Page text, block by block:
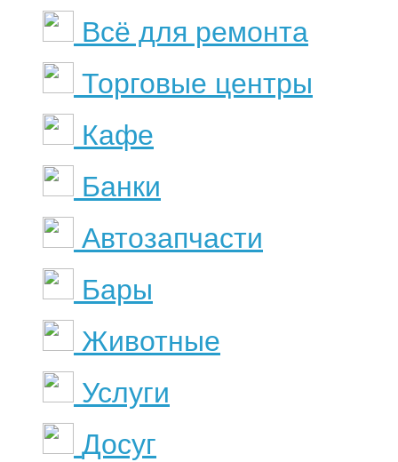
Всё для ремонта
Торговые центры
Кафе
Банки
Автозапчасти
Бары
Животные
Услуги
Досуг